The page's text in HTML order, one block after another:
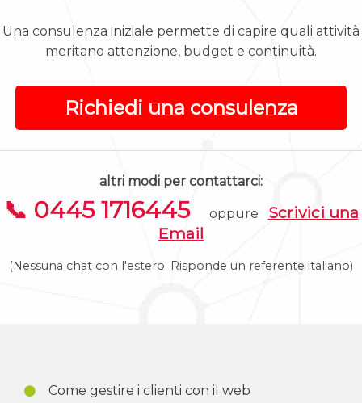
Una consulenza iniziale permette di capire quali attività
meritano attenzione, budget e continuità.
Richiedi una consulenza
altri modi per contattarci:
📞 0445 1716445 oppure Scrivici una
Email
(Nessuna chat con l'estero. Risponde un referente italiano)
Come gestire i clienti con il web